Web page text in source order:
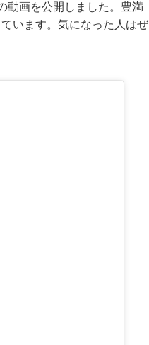
動画を公開しました。豊満
います。気になった人はぜ